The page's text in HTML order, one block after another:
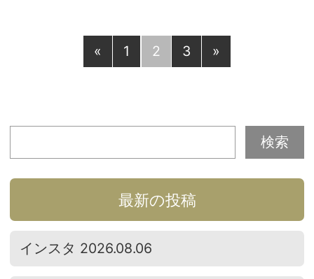
« 1 2 3 »
最新の投稿
インスタ 2026.08.06